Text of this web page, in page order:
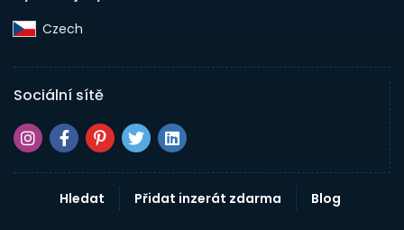
Czech‎
Sociální sítě
Hledat Přidat inzerát zdarma Blog